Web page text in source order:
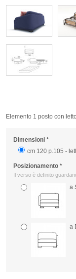
Elemento 1 posto con
Dimensioni *
cm 120 p.105 -
Posizionamento *
Il verso è definito
a
a